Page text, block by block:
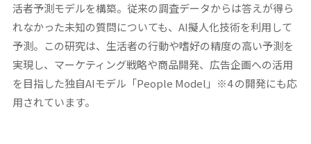
活者予測モデルを構築。従来の調査データからは答えが得ら
れなかった未知の質問についても、AI擬人化技術を利用して
予測。この研究は、生活者の行動や嗜好の精度の高い予測を
実現し、マーケティング戦略や商品開発、広告企画への活用
を目指した独自AIモデル「People Model」※4 の開発にも応
用されています。